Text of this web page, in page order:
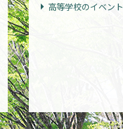
高等学校のイベント